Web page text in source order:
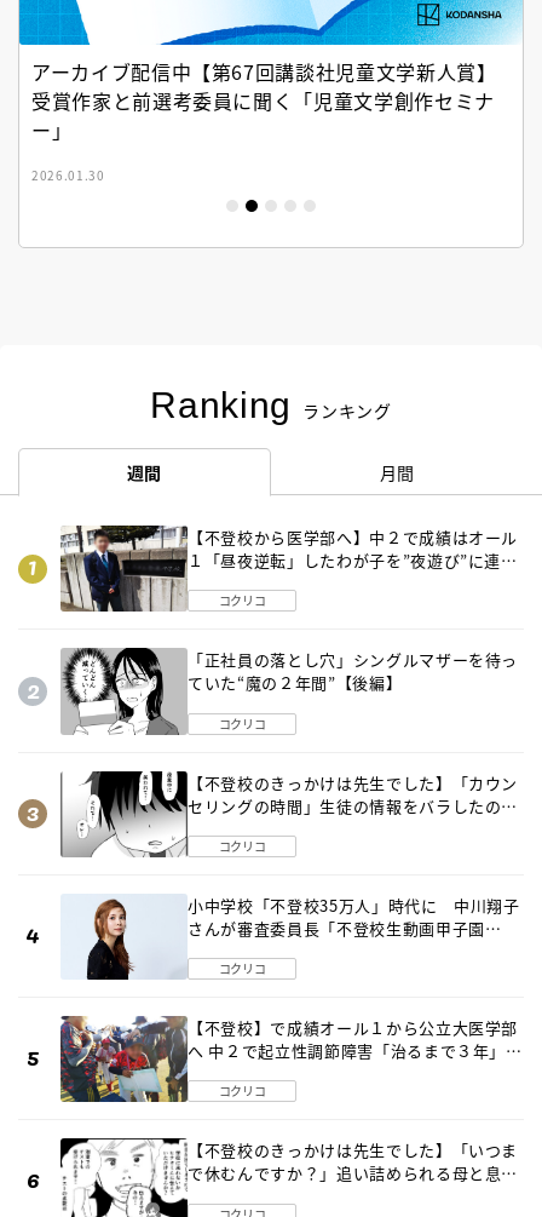
アーカイブ配信中【第67回講談社児童文学新人賞】
受賞作家と前選考委員に聞く「児童文学創作セミナ
ー」
2026.01.30
Ranking ランキング
週間 月間
【不登校から医学部へ】中２で成績はオール
１「昼夜逆転」したわが子を”夜遊び”に連れ
コクリコ
「正社員の落とし穴」シングルマザーを待っ
ていた“魔の２年間”【後編】
コクリコ
【不登校のきっかけは先生でした】「カウン
セリングの時間」生徒の情報をバラしたの
コクリコ
小中学校「不登校35万人」時代に 中川翔子
さんが審査委員長「不登校生動画甲子園
コクリコ
【不登校】で成績オール１から公立大医学部
へ 中２で起立性調節障害「治るまで３年」の
コクリコ
【不登校のきっかけは先生でした】「いつま
で休むんですか？」追い詰められる母と息子